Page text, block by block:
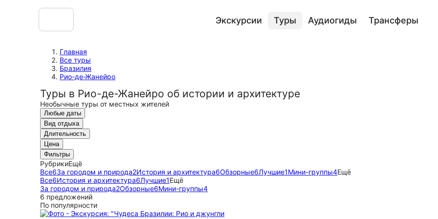
Экскурсии Туры Аудиогиды Трансферы
Главная
Все туры
Бразилия
Рио-де-Жанейро
Туры в Рио-де-Жанейро об истории и архитектуре
Необычные туры от местных жителей
Любые даты
Вид отдыха
Длительность
Цена
Фильтры
РубрикиЕщё
Все6За городом и природа2История и архитектура6Обзорные6Лучшие1Мини-группы4Ещё
Все6История и архитектура6Лучшие1Ещё
За городом и природа2Обзорные6Мини-группы4
6 предложений
По популярности